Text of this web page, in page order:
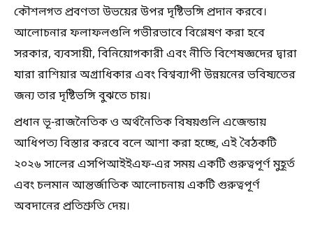
কৌশলগত প্রবণতা উভয়ের উপর দৃষ্টিভঙ্গি প্রদান করবে।
আলোচনার ফলাফলগুলি গভীরভাবে বিশ্লেষণ করা হবে
সরকার, ব্যবসায়ী, বিনিয়োগকারী এবং নীতি বিশেষজ্ঞদের দ্বারা
যারা রাশিয়ার অগ্রাধিকার এবং বিশ্বব্যাপী উন্নয়নের ভবিষ্যতের
জন্য তার দৃষ্টিভঙ্গি বুঝতে চায়।
প্রধান ভূ-রাজনৈতিক ও অর্থনৈতিক বিষয়গুলি এজেন্ডায়
আধিপত্য বিস্তার করবে বলে আশা করা হচ্ছে, এই বৈঠকটি
২০২৬ সালের এসপিআইইএফ-এর সময় একটি গুরুত্বপূর্ণ মুহূর্ত
এবং চলমান আন্তর্জাতিক আলোচনায় একটি গুরুত্বপূর্ণ
অবদানের প্রতিশ্রুতি দেয়।